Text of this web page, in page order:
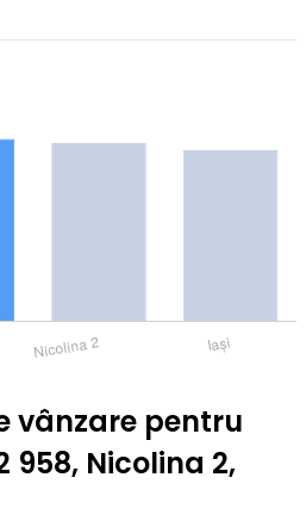
vânzare pentru
958, Nicolina 2,